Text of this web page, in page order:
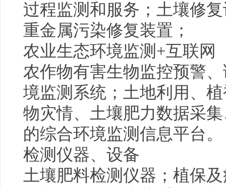
过程监测和服务；土壤修
重金属污染修复装置；
农业生态环境监测+互联网
农作物有害生物监控预警
境监测系统；土地利用、
物灾情、土壤肥力数据采
的综合环境监测信息平台。
检测仪器、设备
土壤肥料检测仪器；植保